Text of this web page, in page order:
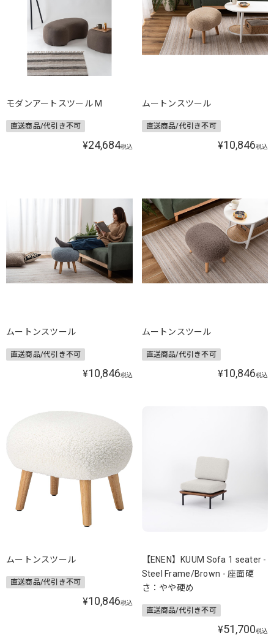
モダンアートスツール M
直送商品/代引き不可
¥24,684税込
ムートンスツール
直送商品/代引き不可
¥10,846税込
ムートンスツール
直送商品/代引き不可
¥10,846税込
ムートンスツール
直送商品/代引き不可
¥10,846税込
ムートンスツール
直送商品/代引き不可
¥10,846税込
【ENEN】KUUM Sofa 1 seater -
Steel Frame/Brown - 座面硬
さ：やや硬め
直送商品/代引き不可
¥51,700税込